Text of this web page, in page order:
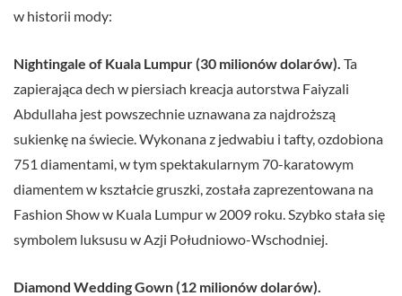
w historii mody:
Nightingale of Kuala Lumpur (30 milionów dolarów). Ta
zapierająca dech w piersiach kreacja autorstwa Faiyzali
Abdullaha jest powszechnie uznawana za najdroższą
sukienkę na świecie. Wykonana z jedwabiu i tafty, ozdobiona
751 diamentami, w tym spektakularnym 70-karatowym
diamentem w kształcie gruszki, została zaprezentowana na
Fashion Show w Kuala Lumpur w 2009 roku. Szybko stała się
symbolem luksusu w Azji Południowo-Wschodniej.
Diamond Wedding Gown (12 milionów dolarów).